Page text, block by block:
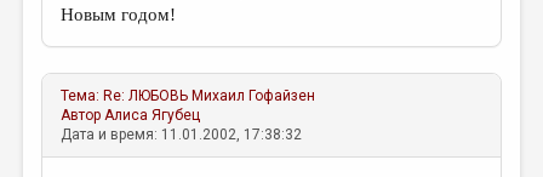
Новым годом!
Тема: Re: ЛЮБОВЬ Михаил Гофайзен
АвторАлиса Ягубец
Дата и время: 11.01.2002, 17:38:32